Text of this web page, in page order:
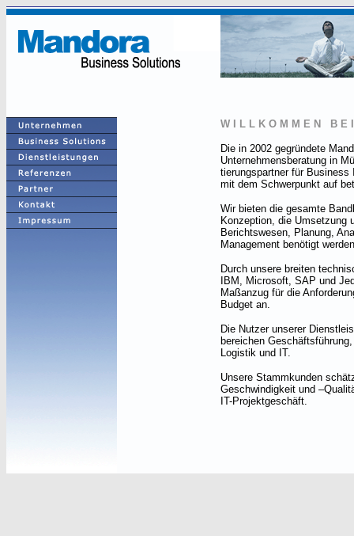
W I L L K O M M E N B E I
Die in 2002 gegründete
Unternehmensberatung in
tierungspartner für Business
mit dem Schwerpunkt auf
Wir bieten die gesamte
Konzeption, die Umsetzung
Berichtswesen, Planung,
Management benötigt
Durch unsere breiten
IBM, Microsoft, SAP und
Maßanzug für die
Budget an.
Die Nutzer unserer
bereichen
Logistik und IT.
Unsere Stammkunden
Geschwindigkeit und
IT-Projektgeschäft.